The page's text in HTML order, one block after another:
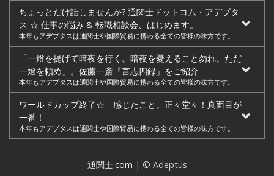
ちょっとだけ話しませんか? 通関士ドットコム・アデプタ
ス ☆ 仕事の悩み & 転職相談会、はじめます。
本年もアデプタスは通関士や国際貿易に携わる全ての皆様の味方です。
「一燈を提げて暗夜を行く。暗夜を憂えること勿れ。ただ
一燈を頼め」。佐藤一斎『言志四録』をご紹介
本年もアデプタスは通関士や国際貿易に携わる全ての皆様の味方です。
ワールドカップ終了☆ 感じたこと。正々堂々！真面目が
一番！
本年もアデプタスは通関士や国際貿易に携わる全ての皆様の味方です。
通関士.com | © Adeptus